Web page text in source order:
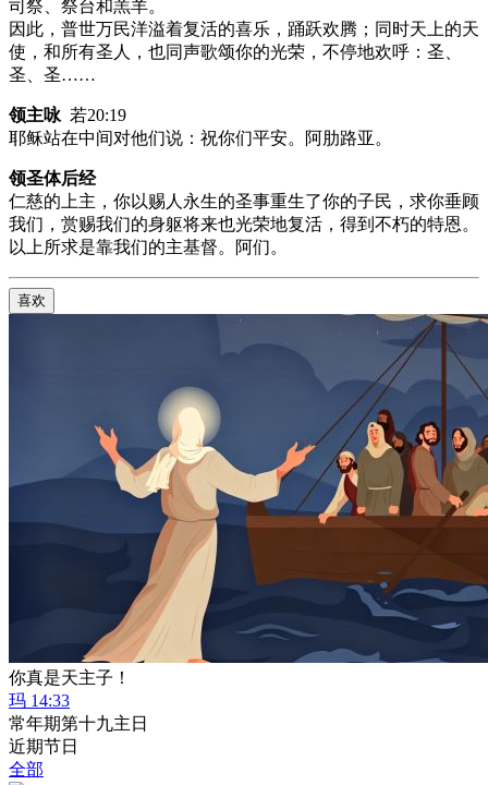
司祭、祭台和羔羊。
因此，普世万民洋溢着复活的喜乐，踊跃欢腾；同时天上的天
使，和所有圣人，也同声歌颂你的光荣，不停地欢呼：圣、
圣、圣……
领主咏 若20:19
耶稣站在中间对他们说：祝你们平安。阿肋路亚。
领圣体后经
仁慈的上主，你以赐人永生的圣事重生了你的子民，求你垂顾
我们，赏赐我们的身躯将来也光荣地复活，得到不朽的特恩。
以上所求是靠我们的主基督。阿们。
喜欢
你真是天主子！
玛 14:33
常年期第十九主日
近期节日
全部